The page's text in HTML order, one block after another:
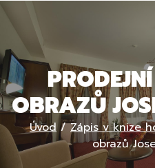
OBRAZŮ
Úvod / Zápis v knize
obrazů